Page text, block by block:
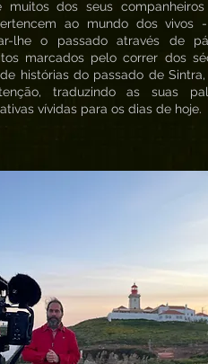
muitos dos seus
ao mundo dos vivos
lhe o passado através de
marcados pelo correr dos
histórias do passado de
traduzindo as suas
vívidas para os dias de hoje.